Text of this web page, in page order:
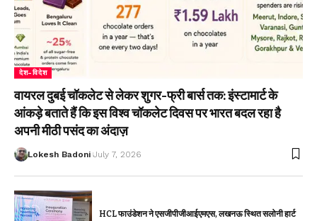
देश-विदेश
वायरल दुबई चॉकलेट से लेकर शुगर-फ्री बार्स तक: इंस्टामार्ट के
आंकड़े बताते हैं कि इस विश्व चॉकलेट दिवस पर भारत बदल रहा है
अपनी मीठी पसंद का अंदाज़
Lokesh Badoni July 7, 2026
HCL फाउंडेशन ने एसजीपीजीआईएमएस, लखनऊ स्थित सलोनी हार्ट